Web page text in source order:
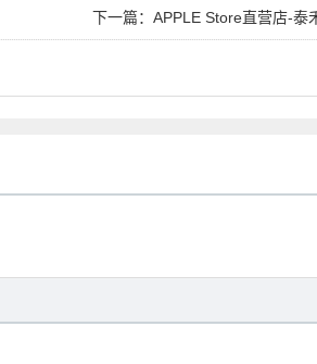
下一篇：APPLE Store直营店-泰